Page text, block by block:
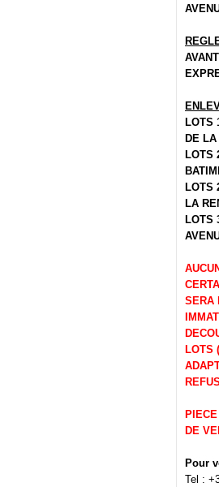
LOTS
DE
LOTS
LOTS
LA
LOTS
SERA
LOTS
DE
Pour
Tel :